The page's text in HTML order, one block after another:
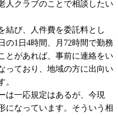
人クラブのことで相談したい
結び、人件費を委託料とし
の1日4時間、月72時間で勤務
とがあれば、事前に連絡をい
っており、地域の方に出向い
。
は一応規定はあるが、今現
になっています。そういう相